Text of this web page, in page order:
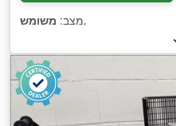
מצב: משומש ,